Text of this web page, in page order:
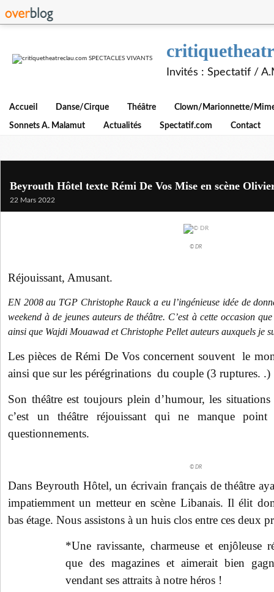
Invités : Spectatif /
Accueil Danse/Cirque Théâtre Clown/Marionnette/
Sonnets A. Malamut Actualités Spectatif.com Contact
Beyrouth Hôtel texte Rémi De Vos Mise en scène
22 Mars 2022
© DR
Réjouissant, Amusant.
EN 2008 au TGP Christophe Rauck a eu l’ingénieuse idée de
weekend à de jeunes auteurs de théâtre. C’est à cette occasion
ainsi que Wajdi Mouawad et Christophe Pellet auteurs auxquels je
Les pièces de Rémi De Vos concernent souvent le
ainsi que sur les pérégrinations du couple (3 ruptures. .)
Son théâtre est toujours plein d’humour, les situations
c’est un théâtre réjouissant qui ne manque
questionnements.
© DR
Dans Beyrouth Hôtel, un écrivain français de théâtre
impatiemment un metteur en scène Libanais. Il élit
bas étage. Nous assistons à un huis clos entre ces deux
*Une ravissante, charmeuse et enjôleuse
que des magazines et aimerait bien
vendant ses attraits à notre héros !